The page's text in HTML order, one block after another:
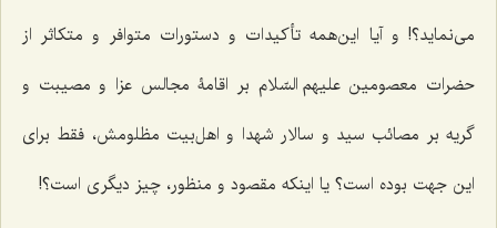
می‌نماید؟! و آیا این‌همه تأکیدات و دستورات متوافر و متکاثر از
حضرات معصومین علیهم السّلام بر اقامۀ مجالس عزا و مصیبت و
گریه بر مصائب سید و سالار شهدا و اهل‌بیت مظلومش، فقط برای
این جهت بوده است؟ یا اینکه مقصود و منظور، چیز دیگری است؟!